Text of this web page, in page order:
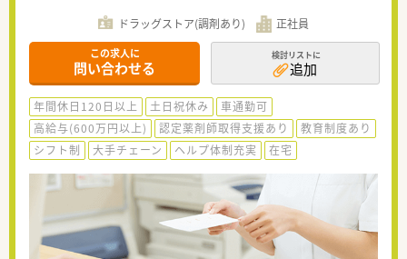
ドラッグストア(調剤あり) 正社員
この求人に
問い合わせる
検討リストに
追加
年間休日120日以上 土日祝休み
車通勤可
高給与(600万円以上)
認定薬剤師取得支援あり
教育制度あり
シフト制
大手チェーン ヘルプ体制充実 在宅